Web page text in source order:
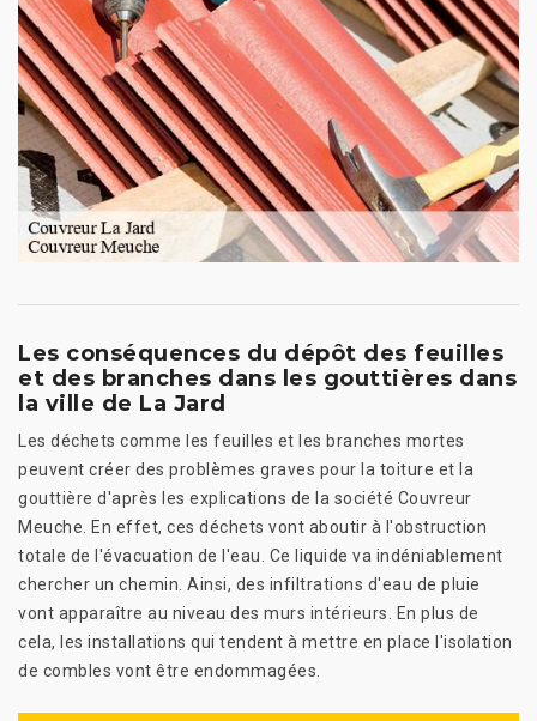
Les conséquences du dépôt des feuilles
et des branches dans les gouttières dans
la ville de La Jard
Les déchets comme les feuilles et les branches mortes
peuvent créer des problèmes graves pour la toiture et la
gouttière d'après les explications de la société Couvreur
Meuche. En effet, ces déchets vont aboutir à l'obstruction
totale de l'évacuation de l'eau. Ce liquide va indéniablement
chercher un chemin. Ainsi, des infiltrations d'eau de pluie
vont apparaître au niveau des murs intérieurs. En plus de
cela, les installations qui tendent à mettre en place l'isolation
de combles vont être endommagées.